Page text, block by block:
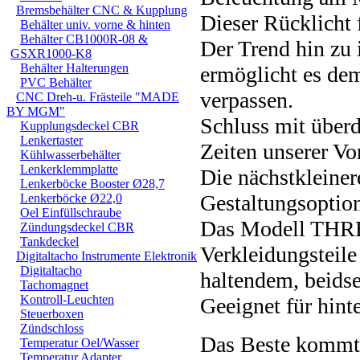
Bremsbehälter CNC & Kupplung
Behälter univ. vorne & hinten
Behälter CB1000R-08 &
GSXR1000-K8
Behälter Halterungen
PVC Behälter
CNC Dreh-u. Frästeile "MADE
BY MGM"
Kupplungsdeckel CBR
Lenkertaster
Kühlwasserbehälter
Lenkerklemmplatte
Lenkerböcke Booster Ø28,7
Lenkerböcke Ø22,0
Oel Einfüllschraube
Zündungsdeckel CBR
Tankdeckel
Digitaltacho Instrumente Elektronik
Digitaltacho
Tachomagnet
Kontroll-Leuchten
Steuerboxen
Zündschloss
Temperatur Oel/Wasser
Temperatur Adapter
Dieser Rücklicht
Der Trend hin zu
ermöglicht es
verpassen.
Schluss mit
Zeiten unserer
Die
Das Modell
haltendem,
Geeignet für
Das Beste